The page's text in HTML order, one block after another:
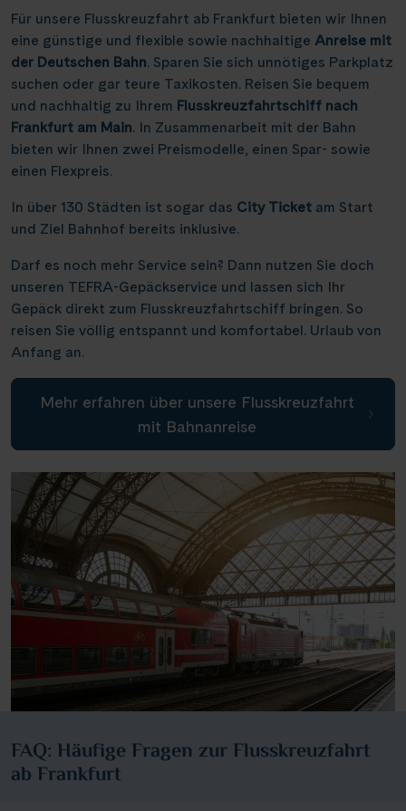
Für unsere Flusskreuzfahrt ab Frankfurt bieten wir Ihnen
eine günstige und flexible sowie nachhaltige Anreise mit
der Deutschen Bahn. Sparen Sie sich unnötiges Parkplatz
suchen oder gar teure Taxikosten. Reisen Sie bequem
und nachhaltig zu Ihrem Flusskreuzfahrtschiff nach
Frankfurt am Main. In Zusammenarbeit mit der Bahn
bieten wir Ihnen zwei Preismodelle, einen Spar- sowie
einen Flexpreis.
In über 130 Städten ist sogar das City Ticket am Start
und Ziel Bahnhof bereits inklusive.
Darf es noch mehr Service sein? Dann nutzen Sie doch
unseren TEFRA-Gepäckservice und lassen sich Ihr
Gepäck direkt zum Flusskreuzfahrtschiff bringen. So
reisen Sie völlig entspannt und komfortabel. Urlaub von
Anfang an.
Mehr erfahren über unsere Flusskreuzfahrt
mit Bahnanreise
FAQ: Häufige Fragen zur Flusskreuzfahrt
ab Frankfurt